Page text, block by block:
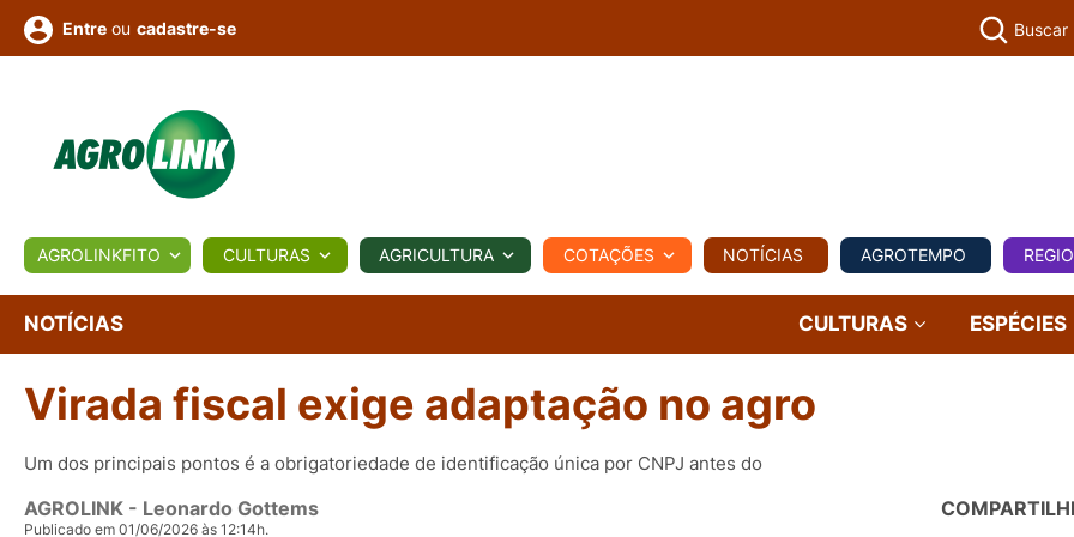
BIOLÓGICOS COTAÇÕES NOTÍCIAS AGROTEMPO REGIONAL COMERCIAL AGROVIAGENS
Conversor Colunistas Eventos
e
Vídeos
Entre ou cadastre-se Buscar
AGROLINKFITO CULTURAS AGRICULTURA COTAÇÕES NOTÍCIAS AGROTEMPO
NOTÍCIAS CULTURAS ESPÉCIES
Virada fiscal exige adaptação no agro
Um dos principais pontos é a obrigatoriedade de identificação única por CNPJ antes do
AGROLINK - Leonardo Gottems
Publicado em 01/06/2026 às 12:14h.